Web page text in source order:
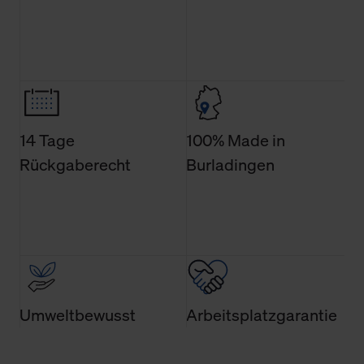
der Webseite nicht erforderlich und kann jederzeit mit
Wirkung für die Zukunft widerrufen. Der Widerruf der
Einwilligung hat jedoch keine Auswirkung auf die
bisherigen Einstellungen und die damit verbundene
Verwendung der Cookies sowie die bis zum Zeitpunkt der
finden Sie in unserer Datenschutzerklärung.
14 Tage
Rückgaberecht
100% Made in
Burladingen
Umweltbewusst Arbeitsplatzgarantie